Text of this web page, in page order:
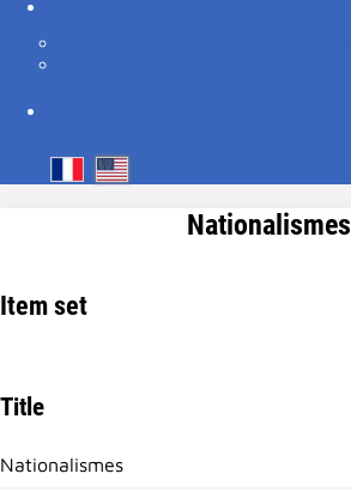
Nationalismes
Item set
Title
Nationalismes